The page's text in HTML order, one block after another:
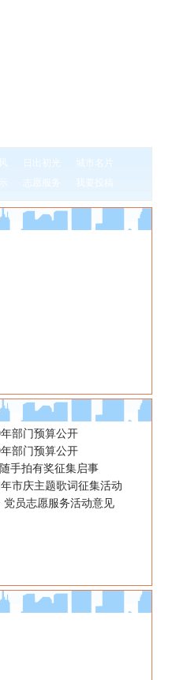
日出初光
城市名片
志愿服务 我要投稿
部门预算公开
部门预算公开
手拍有奖征集启事
市庆主题歌词征集活动
员志愿服务活动意见